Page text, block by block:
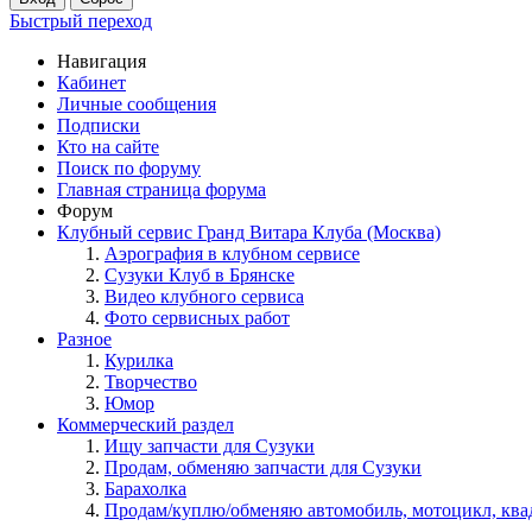
Быстрый переход
Навигация
Кабинет
Личные сообщения
Подписки
Кто на сайте
Поиск по форуму
Главная страница форума
Форум
Клубный сервис Гранд Витара Клуба (Москва)
Аэрография в клубном сервисе
Сузуки Клуб в Брянске
Видео клубного сервиса
Фото сервисных работ
Разное
Курилка
Творчество
Юмор
Коммерческий раздел
Ищу запчасти для Сузуки
Продам, обменяю запчасти для Сузуки
Барахолка
Продам/куплю/обменяю автомобиль, мотоцикл,